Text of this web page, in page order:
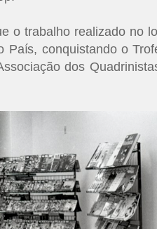
o trabalho realizado no
País, conquistando o
dos